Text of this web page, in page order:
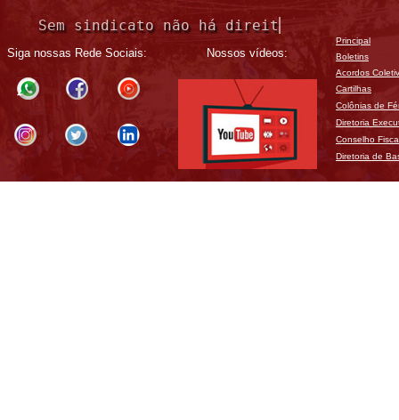
Sem sindicato não há direitos!
Principal
Boletins
Acordos
Cartilhas
Colônias de
Diretoria
Conselho
Diretoria de
Siga nossas Rede Sociais: Nossos vídeos: